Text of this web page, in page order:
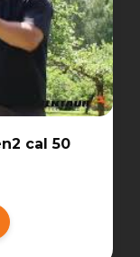
cal 50